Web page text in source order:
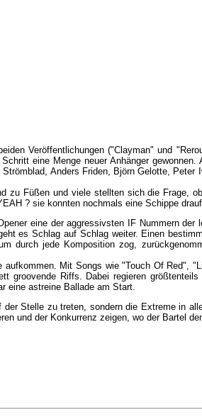
Veröffentlichungen ("Clayman" und
eine Menge neuer Anhänger gewonnen.
Anders Friden, Björn Gelotte, Peter
zu Füßen und viele stellten sich die Frage,
? sie konnten nochmals eine Schippe
eine der aggressivsten IF Nummern der
es Schlag auf Schlag weiter. Einen
durch jede Komposition zog,
Mit Songs wie "Touch Of Red",
Riffs. Dabei regieren
eine astreine Ballade am Start.
Stelle zu treten, sondern die Extreme in
und der Konkurrenz zeigen, wo der Bartel